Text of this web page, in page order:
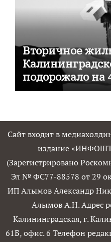
Вторичное
подорожало на
Сайт входит в
издание
(Зарегистрировано
Эл № ФС77-88578 от 29
ИП Алымов Александр
Алымов А.Н. Адрес
Калининградская, г.
61Б, офис. 6 Телефон